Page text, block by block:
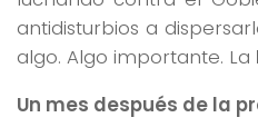
antidisturbios a
algo. Algo importante. La
Un mes después de la